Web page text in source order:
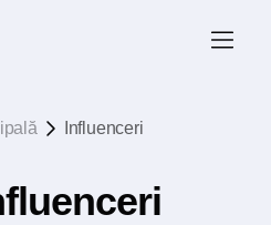
Influenceri